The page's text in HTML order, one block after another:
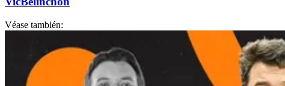
Véase también: